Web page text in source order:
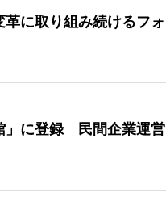
に取り組み続けるフォ
」に登録 民間企業運営